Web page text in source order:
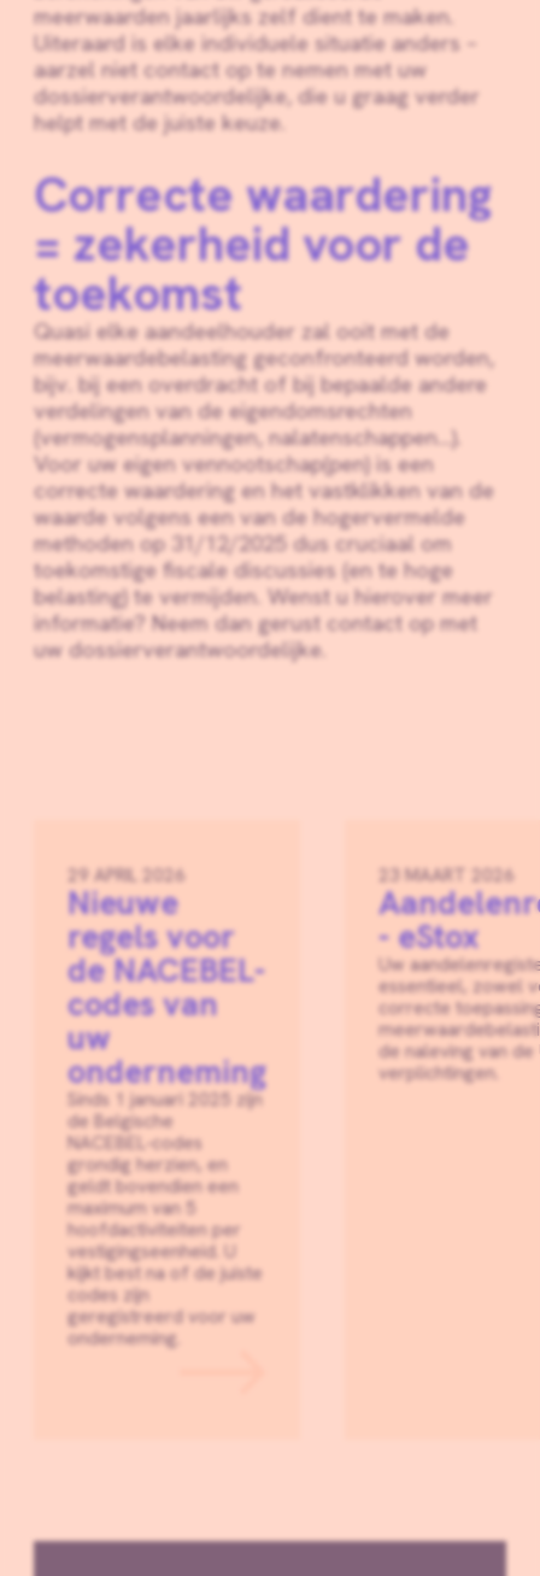
meerwaarden jaarlijks zelf dient te maken.
Uiteraard is elke individuele situatie anders –
aarzel niet contact op te nemen met uw
dossierverantwoordelijke, die u graag verder
helpt met de juiste keuze.
Correcte waardering
= zekerheid voor de
toekomst
Quasi elke aandeelhouder zal ooit met de
meerwaardebelasting geconfronteerd worden,
bijv. bij een overdracht of bij bepaalde andere
verdelingen van de eigendomsrechten
(vermogensplanningen, nalatenschappen…).
Voor uw eigen vennootschap(pen) is een
correcte waardering en het vastklikken van de
waarde volgens een van de hogervermelde
methoden op 31/12/2025 dus cruciaal om
toekomstige fiscale discussies (en te hoge
belasting) te vermijden. Wenst u hierover meer
informatie? Neem dan gerust contact op met
uw dossierverantwoordelijke.
29 APRIL 2026
Nieuwe
regels voor
de NACEBEL-
codes van
uw
onderneming
Sinds 1 januari 2025 zijn
de Belgische
NACEBEL‑codes
grondig herzien, en
geldt bovendien een
maximum van 5
hoofdactiviteiten per
vestigingseenheid. U
kijkt best na of de juiste
codes zijn
geregistreerd voor uw
onderneming.
23 MAART 2026
- eStox
Uw
essentieel, zowel
correcte
de naleving van de
verplichtingen.